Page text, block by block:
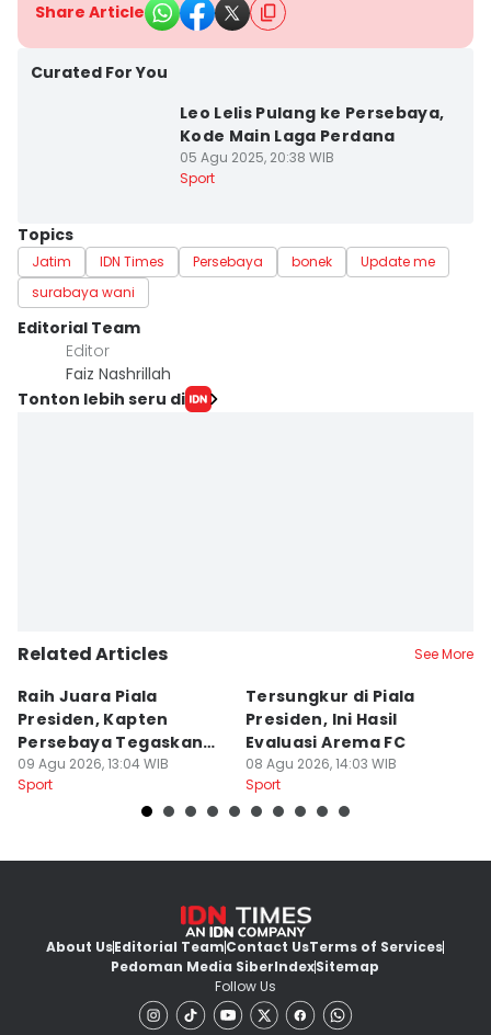
Share Article
Curated For You
Leo Lelis Pulang ke Persebaya,
Kode Main Laga Perdana
05 Agu 2025, 20:38 WIB
Sport
Topics
Jatim IDN Times Persebaya bonek
Update me
surabaya wani
Editorial Team
Editor
Faiz Nashrillah
Tonton lebih seru di
Related Articles See More
Raih Juara Piala
Presiden, Kapten
Persebaya Tegaskan
Punya Misi Besar
09 Agu 2026, 13:04 WIB
Sport
Tersungkur di Piala
Presiden, Ini Hasil
Evaluasi Arema FC
08 Agu 2026, 14:03 WIB
Sport
About UsEditorial TeamContact UsTerms of Services
Pedoman Media SiberIndexSitemap
Follow Us